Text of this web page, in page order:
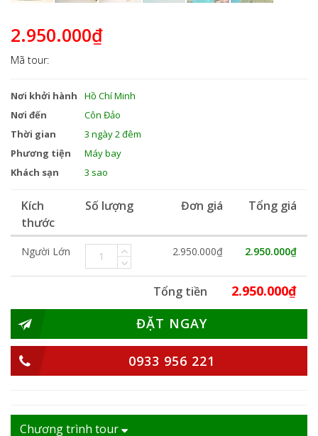
2.950.000₫
Mã tour:
Nơi khởi hành
Hồ Chí Minh
Nơi đến
Côn Đảo
Thời gian
3 ngày 2 đêm
Phương tiện
Máy bay
Khách sạn
3 sao
Kích
thước
Số lượng Đơn giá Tổng giá
Người Lớn 2.950.000₫ 2.950.000₫
Tổng tiền
2.950.000₫
ĐẶT NGAY
0933 956 221
Chương trình tour